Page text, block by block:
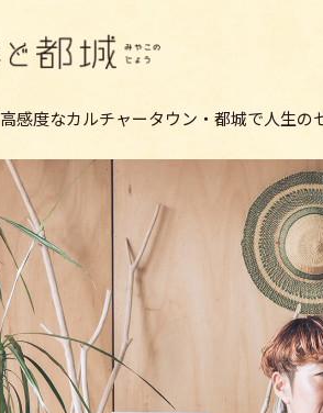
高感度なカルチャータウン・都城で人生の